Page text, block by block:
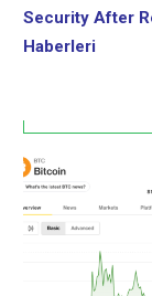
Security After
Haberleri